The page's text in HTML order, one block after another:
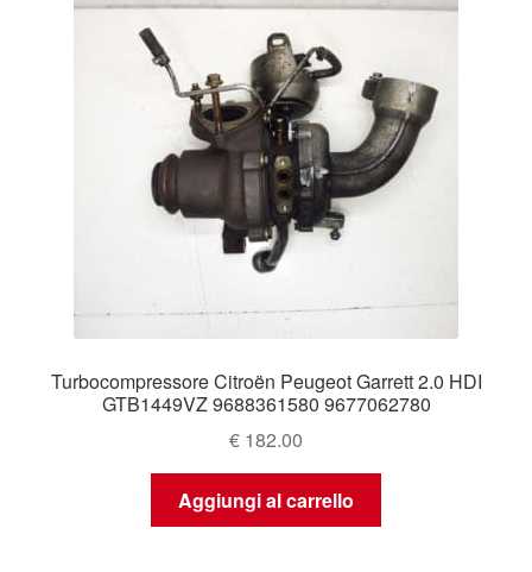
Turbocompressore Citroën Peugeot Garrett 2.0 HDI
GTB1449VZ 9688361580 9677062780
€ 182.00
Aggiungi al carrello